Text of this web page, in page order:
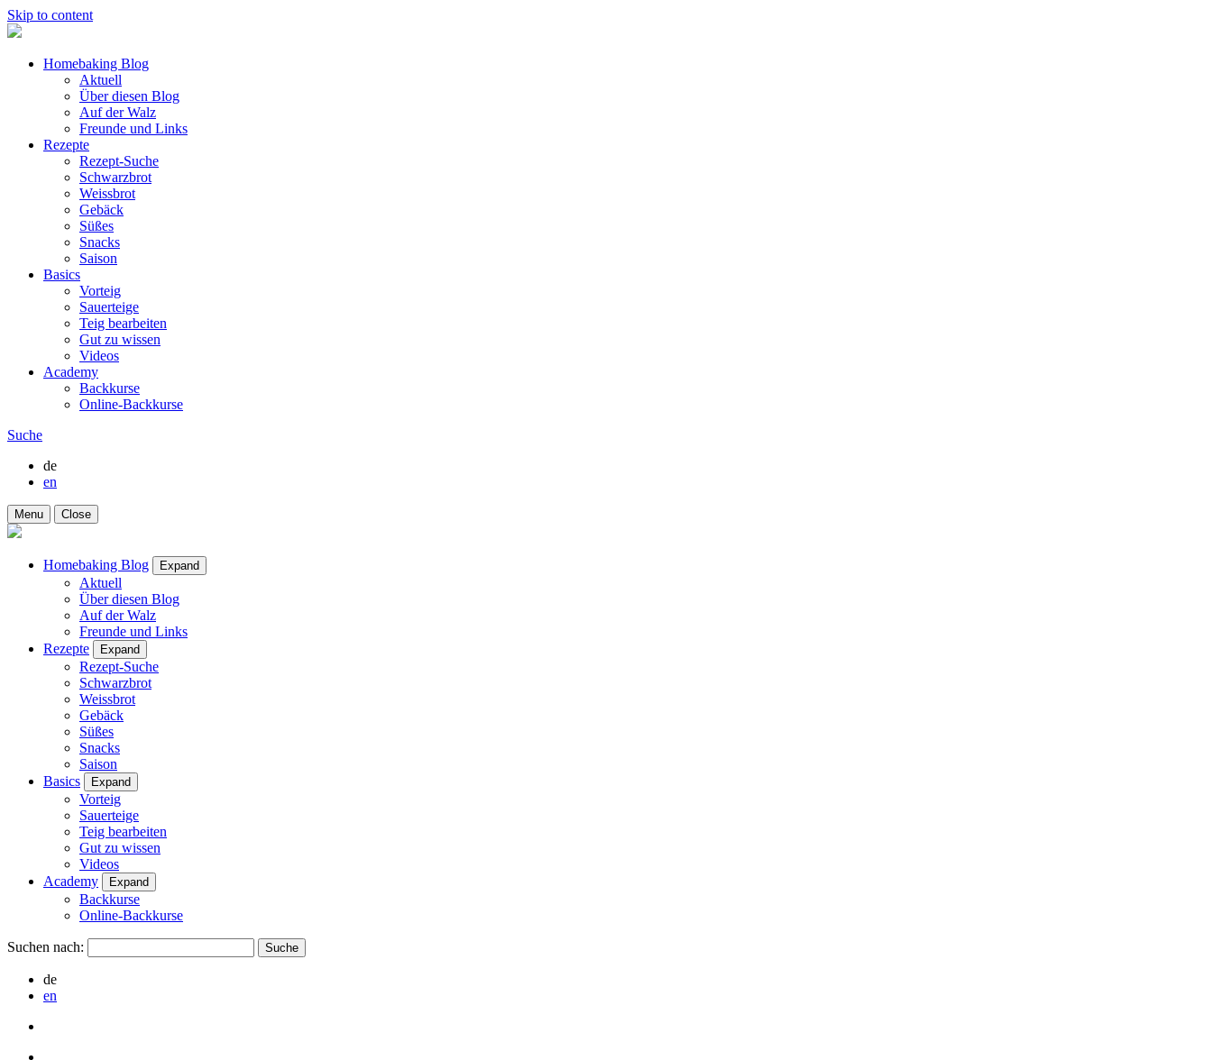
Skip to content
Homebaking Blog
Aktuell
Über diesen Blog
Auf der Walz
Freunde und Links
Rezepte
Rezept-Suche
Schwarzbrot
Weissbrot
Gebäck
Süßes
Snacks
Saison
Basics
Vorteig
Sauerteige
Teig bearbeiten
Gut zu wissen
Videos
Academy
Backkurse
Online-Backkurse
Suche
de
en
Menu Close
Homebaking Blog Expand
Aktuell
Über diesen Blog
Auf der Walz
Freunde und Links
Rezepte
Expand
Rezept-Suche
Schwarzbrot
Weissbrot
Gebäck
Süßes
Snacks
Saison
Basics
Expand
Vorteig
Sauerteige
Teig bearbeiten
Gut zu wissen
Videos
Academy
Expand
Backkurse
Online-Backkurse
Suchen nach:
de
en